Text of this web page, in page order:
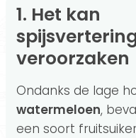
1. Het kan
veroorzaken
Ondanks de lage
watermeloen,
een soort